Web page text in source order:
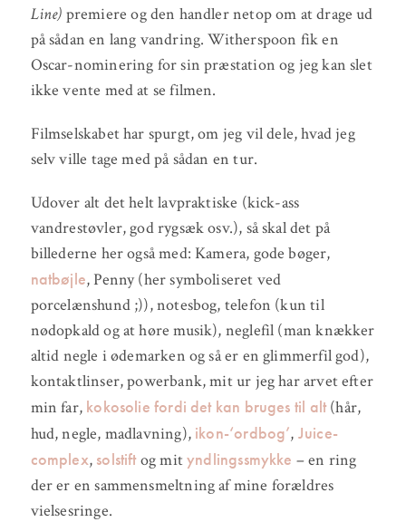
Line) premiere og den handler netop om at drage ud
på sådan en lang vandring. Witherspoon fik en
Oscar-nominering for sin præstation og jeg kan slet
ikke vente med at se filmen.
Filmselskabet har spurgt, om jeg vil dele, hvad jeg
selv ville tage med på sådan en tur.
Udover alt det helt lavpraktiske (kick-ass
vandrestøvler, god rygsæk osv.), så skal det på
billederne her også med: Kamera, gode bøger,
natbøjle, Penny (her symboliseret ved
porcelænshund ;)), notesbog, telefon (kun til
nødopkald og at høre musik), neglefil (man knækker
altid negle i ødemarken og så er en glimmerfil god),
kontaktlinser, powerbank, mit ur jeg har arvet efter
min far, kokosolie fordi det kan bruges til alt(hår,
hud, negle, madlavning), ikon-‘ordbog’, Juice-
complex, solstiftog mityndlingssmykke – en ring
der er en sammensmeltning af mine forældres
vielsesringe.